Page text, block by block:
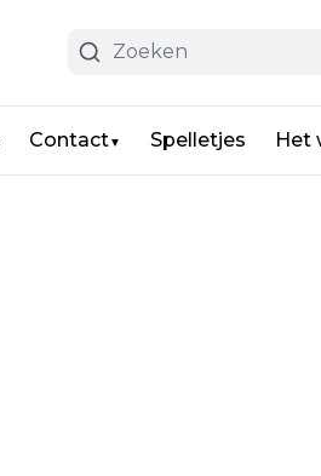
Contact▼ Spelletjes Het